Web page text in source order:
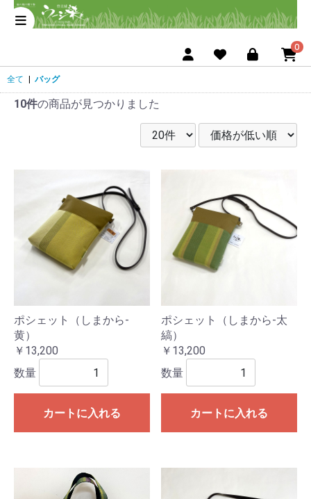
0
全て バッグ
10件の商品が見つかりました
ポシェット（しまから-
黄）
￥13,200
数量
カートに入れる
ポシェット（しまから-太
縞）
￥13,200
数量
カートに入れる